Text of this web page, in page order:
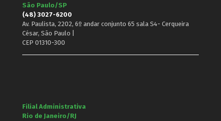
São Paulo/SP
(48) 3027-6200
Av. Paulista, 2202, 6º andar conjunto 65 sala S4- Cerqueira
César, São Paulo |
CEP 01310-300
Filial Administrativa
Rio de Janeiro/RJ